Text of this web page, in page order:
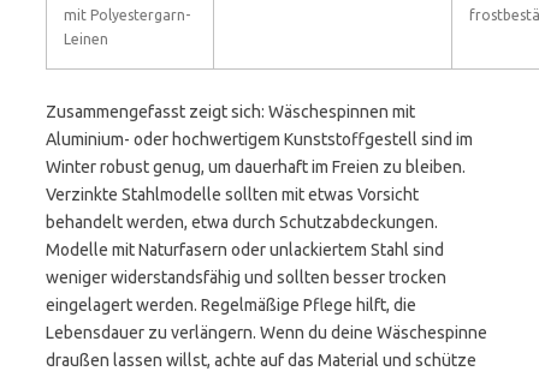
mit Polyestergarn-
Leinen
Zusammengefasst zeigt sich: Wäschespinnen mit
Aluminium- oder hochwertigem Kunststoffgestell sind im
Winter robust genug, um dauerhaft im Freien zu bleiben.
Verzinkte Stahlmodelle sollten mit etwas Vorsicht
behandelt werden, etwa durch Schutzabdeckungen.
Modelle mit Naturfasern oder unlackiertem Stahl sind
weniger widerstandsfähig und sollten besser trocken
eingelagert werden. Regelmäßige Pflege hilft, die
Lebensdauer zu verlängern. Wenn du deine Wäschespinne
draußen lassen willst, achte auf das Material und schütze